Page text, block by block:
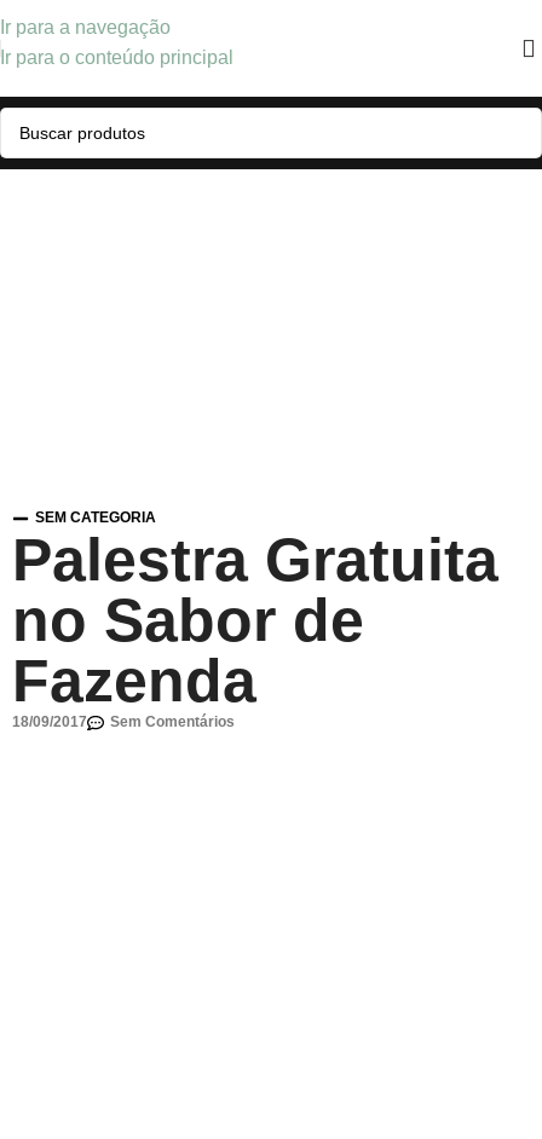
Ir para a navegação
Ir para o conteúdo principal
SEM CATEGORIA
Palestra Gratuita
no Sabor de
Fazenda
18/09/2017 Sem Comentários